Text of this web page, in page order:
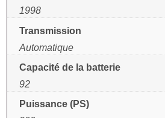
1998
Transmission
Automatique
Capacité de la batterie
92
Puissance (PS)